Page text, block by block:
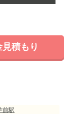
積もり
前駅